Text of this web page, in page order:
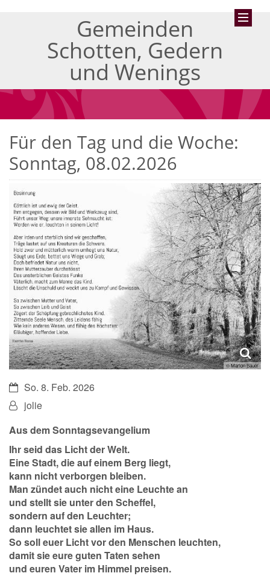
Gemeinden
Schotten, Gedern
und Wenings
Für den Tag und die Woche:
Sonntag, 08.02.2026
© Marion Bauer
Datum:So. 8. Feb. 2026
Von:jolie
Aus dem Sonntagsevangelium
Ihr seid das Licht der Welt.
Eine Stadt, die auf einem Berg liegt,
kann nicht verborgen bleiben.
Man zündet auch nicht eine Leuchte an
und stellt sie unter den Scheffel,
sondern auf den Leuchter;
dann leuchtet sie allen im Haus.
So soll euer Licht vor den Menschen leuchten,
damit sie eure guten Taten sehen
und euren Vater im Himmel preisen.